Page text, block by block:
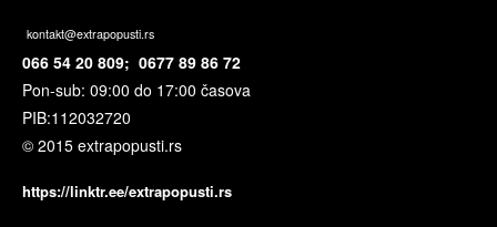
kontakt@extrapopusti.rs
066 54 20 809; 0677 89 86 72
Pon-sub: 09:00 do 17:00 časova
PIB:112032720
© 2015 extrapopusti.rs
https://linktr.ee/extrapopusti.rs